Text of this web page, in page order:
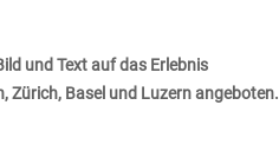
und Text auf das Erlebnis
Zürich, Basel und Luzern angeboten.